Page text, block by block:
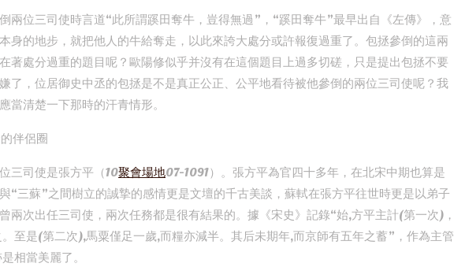
兩位三司使時言道“此所謂蹊田奪牛，豈得無過”，“蹊田奪牛”最早出自《左傳》，意
身的地步，就把他人的牛給奪走，以此來誇大處分或許報復過重了。包拯參倒的這兩
著處分過重的題目呢？歐陽修似乎并沒有在這個題目上過多切磋，只是提出包拯不要
了，位居御史中丞的包拯是不是真正公正、公平地看待被他參倒的兩位三司使呢？我
當清楚一下那時的汗青情形。
伴侶圈
三司使是張方平（10聚會場地07-1091）。張方平為官四十多年，在北宋中期也算是
“三蘇”之間樹立的誠摯的感情更是文壇的千古美談，蘇軾在張方平往世時更是以弟子
兩次出任三司使，兩次任務都是很有結果的。據《宋史》記錄“始,方平主計(第一次)，
至是(第二次),馬粟僅足一歲,而糧亦減半。其后未期年,而京師有五年之蓄”，作為主管
相當美麗了。